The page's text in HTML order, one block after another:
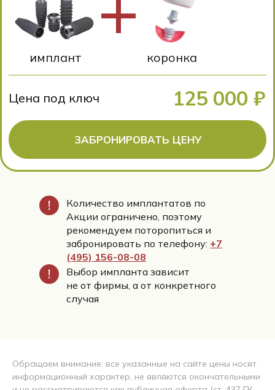
Количество имплантатов по
Акции ограничено, поэтому
рекомендуем поторопиться и
забронировать по телефону: +7
(495) 156-08-08
Выбор импланта зависит
не от фирмы, а от конкретного
случая
Обращаем внимание: все указанные на сайте цены носят
информационный характер, не являются окончательными